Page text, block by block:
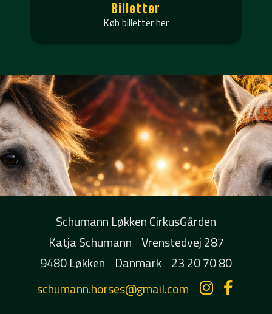
Billetter
Køb billetter her
Schumann Løkken CirkusGården
Katja Schumann Vrenstedvej 287
9480 Løkken
Danmark 23 20 70 80
schumann.horses@gmail.com